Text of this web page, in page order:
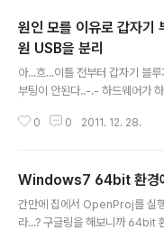
원인 모를 이유로 갑자기
원 USB을 분리
아...흐...이틀 전부터 갑자기 블
부팅이 안된다..-.- 하드웨어가
죄. 헌데...전원을 뽑았음에도 계
에 pc 분해하고 뻘짓. 몇 년간 잘
형 유전원 USB 사용은 비추천 -
0 0 2011. 12. 28.
Windows7 64bit 환경
간만에 집에서 OpenProj를 실
라...? 구글링을 해보니까